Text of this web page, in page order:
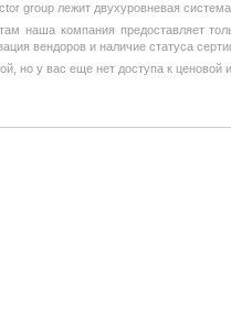
group лежит двухуровневая
наша компания предоставляет
вендоров и наличие статуса
но у вас еще нет доступа к